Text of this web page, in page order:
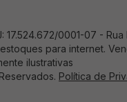
17.524.672/0001-07 -
para internet.
ilustrativas
Política de